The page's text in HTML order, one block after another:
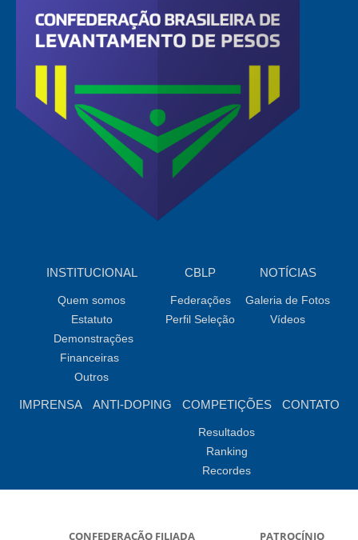
INSTITUCIONAL
Quem somos
Estatuto
Demonstrações
Financeiras
Outros
CBLP
Federações
Perfil Seleção
NOTÍCIAS
Galeria de Fotos
Vídeos
IMPRENSA ANTI-DOPING COMPETIÇÕES
Resultados
Ranking
Recordes
CONTATO
CONFEDERAÇÃO FILIADA PATROCÍNIO